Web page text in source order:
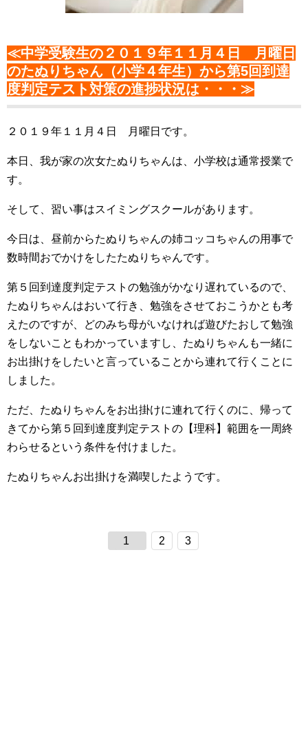
≪中学受験生の２０１９年１１月４日 月曜日
のたぬりちゃん（小学４年生）から第5回到達
度判定テスト対策の進捗状況は・・・≫
２０１９年１１月４日 月曜日です。
本日、我が家の次女たぬりちゃんは、小学校は通常授業で
す。
そして、習い事はスイミングスクールがあります。
今日は、昼前からたぬりちゃんの姉コッコちゃんの用事で
数時間おでかけをしたたぬりちゃんです。
第５回到達度判定テストの勉強がかなり遅れているので、
たぬりちゃんはおいて行き、勉強をさせておこうかとも考
えたのですが、どのみち母がいなければ遊びたおして勉強
をしないこともわかっていますし、たぬりちゃんも一緒に
お出掛けをしたいと言っていることから連れて行くことに
しました。
ただ、たぬりちゃんをお出掛けに連れて行くのに、帰って
きてから第５回到達度判定テストの【理科】範囲を一周終
わらせるという条件を付けました。
たぬりちゃんお出掛けを満喫したようです。
1 2 3